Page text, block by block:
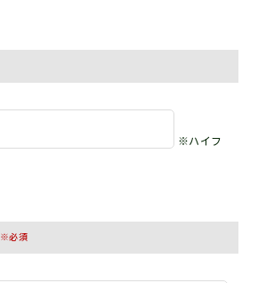
※ハイフ
※必須